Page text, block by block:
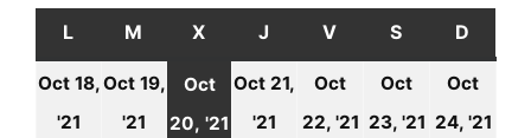
L LUNES
M MARTES
X MIÉRCOLES
J JUEVES
V VIERNES
S SÁBADO
D
Oct 18,
'21
Oct 19,
'21
19
Oct
20, '21
20
Oct 21,
'21
21
Oct
22, '21 22
Oct
23, '21 23
Oct
24, '21